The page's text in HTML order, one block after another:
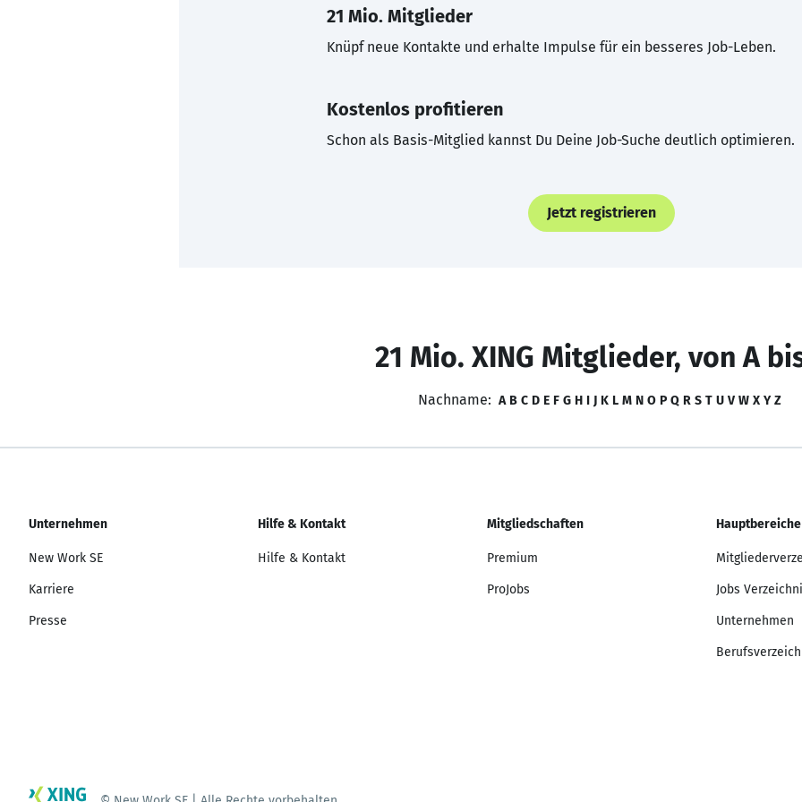
21 Mio. Mitglieder
Knüpf neue Kontakte und erhalte Impulse für ein besseres Job-Leben.
Kostenlos profitieren
Schon als Basis-Mitglied kannst Du Deine Job-Suche deutlich optimieren.
Jetzt registrieren
21 Mio. XING Mitglieder, von A
Nachname: A B C D E F G H I J K L M N O P Q R S T U V W X Y Z
Unternehmen
New Work SE
Karriere
Presse
Hilfe & Kontakt
Hilfe & Kontakt
Mitgliedschaften
Premium
ProJobs
Hauptbereiche
Jobs
Unternehmen